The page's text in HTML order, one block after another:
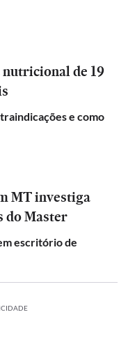
nutricional de 19
e como
MT investiga
do Master
escritório de